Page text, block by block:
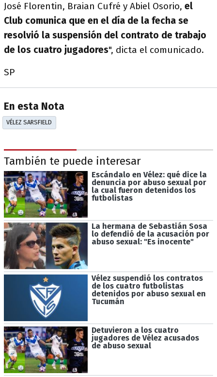
José Florentin, Braian Cufré y Abiel Osorio, el
Club comunica que en el día de la fecha se
resolvió la suspensión del contrato de trabajo
de los cuatro jugadores", dicta el comunicado.
SP
En esta Nota
VÉLEZ SARSFIELD
También te puede interesar
Escándalo en Vélez: qué dice la
denuncia por abuso sexual por
la cual fueron detenidos los
futbolistas
La hermana de Sebastián Sosa
lo defendió de la acusación por
abuso sexual: "Es inocente"
Vélez suspendió los contratos
de los cuatro futbolistas
detenidos por abuso sexual en
Tucumán
Detuvieron a los cuatro
jugadores de Vélez acusados
de abuso sexual